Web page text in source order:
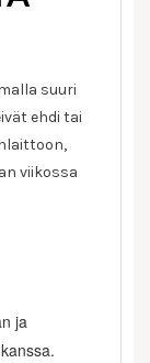
suuri
ehdi tai
viikossa
ja